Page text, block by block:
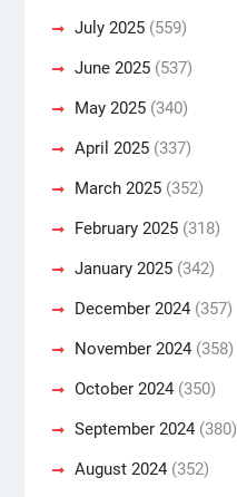
July 2025(559)
June 2025(537)
May 2025(340)
April 2025(337)
March 2025(352)
February 2025(318)
January 2025(342)
December 2024(357)
November 2024(358)
October 2024(350)
September 2024(380)
August 2024(352)